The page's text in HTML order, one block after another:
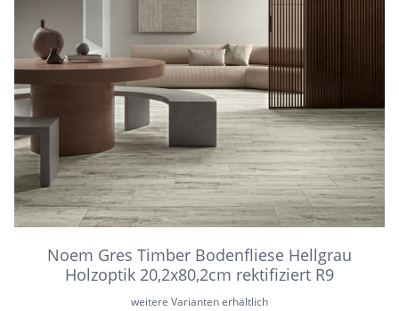
Noem Gres Timber Bodenfliese Hellgrau
Holzoptik 20,2x80,2cm rektifiziert R9
weitere Varianten erhältlich